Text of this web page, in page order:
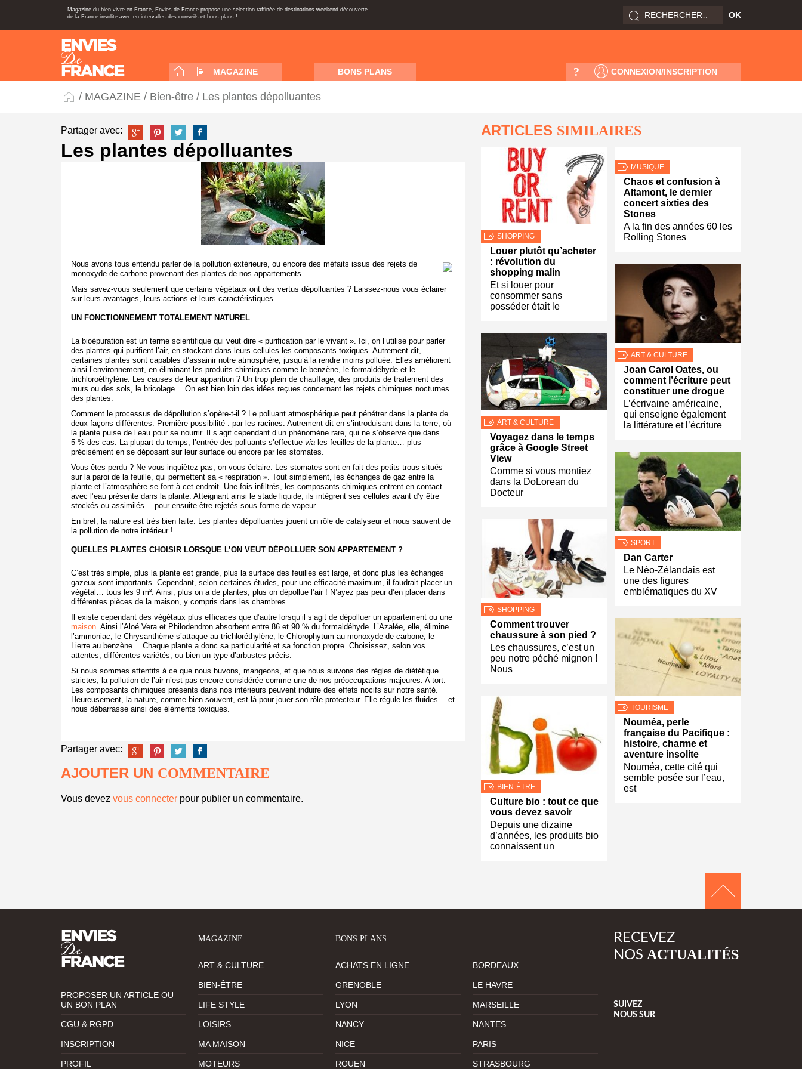
Magazine du bien vivre en France, Envies de France propose une sélection raffinée de destinations weekend découverte
de la France insolite avec en intervalles des conseils et bons-plans !
MAGAZINE BONS PLANS CONNEXION/INSCRIPTION
?
/ MAGAZINE / Bien-être / Les plantes dépolluantes
Partager avec:
Les plantes dépolluantes
Nous avons tous entendu parler de la pollution extérieure, ou encore des méfaits issus des rejets de
monoxyde de carbone provenant des plantes de nos appartements.
Mais savez-vous seulement que certains végétaux ont des vertus dépolluantes ? Laissez-nous vous éclairer
sur leurs avantages, leurs actions et leurs caractéristiques.
UN FONCTIONNEMENT TOTALEMENT NATUREL
La bioépuration est un terme scientifique qui veut dire « purification par le vivant ». Ici, on l’utilise pour parler
des plantes qui purifient l’air, en stockant dans leurs cellules les composants toxiques. Autrement dit,
certaines plantes sont capables d’assainir notre atmosphère, jusqu’à la rendre moins polluée. Elles améliorent
ainsi l’environnement, en éliminant les produits chimiques comme le benzène, le formaldéhyde et le
trichloroéthylène. Les causes de leur apparition ? Un trop plein de chauffage, des produits de traitement des
murs ou des sols, le bricolage… On est bien loin des idées reçues concernant les rejets chimiques nocturnes
des plantes.
Comment le processus de dépollution s’opère-t-il ? Le polluant atmosphérique peut pénétrer dans la plante de
deux façons différentes. Première possibilité : par les racines. Autrement dit en s’introduisant dans la terre, où
la plante puise de l’eau pour se nourrir. Il s’agit cependant d’un phénomène rare, qui ne s’observe que dans
5 % des cas. La plupart du temps, l’entrée des polluants s’effectue via les feuilles de la plante… plus
précisément en se déposant sur leur surface ou encore par les stomates.
Vous êtes perdu ? Ne vous inquiètez pas, on vous éclaire. Les stomates sont en fait des petits trous situés
sur la paroi de la feuille, qui permettent sa « respiration ». Tout simplement, les échanges de gaz entre la
plante et l’atmosphère se font à cet endroit. Une fois infiltrés, les composants chimiques entrent en contact
avec l’eau présente dans la plante. Atteignant ainsi le stade liquide, ils intègrent ses cellules avant d’y être
stockés ou assimilés… pour ensuite être rejetés sous forme de vapeur.
En bref, la nature est très bien faite. Les plantes dépolluantes jouent un rôle de catalyseur et nous sauvent de
la pollution de notre intérieur !
QUELLES PLANTES CHOISIR LORSQUE L’ON VEUT DÉPOLLUER SON APPARTEMENT ?
C’est très simple, plus la plante est grande, plus la surface des feuilles est large, et donc plus les échanges
gazeux sont importants. Cependant, selon certaines études, pour une efficacité maximum, il faudrait placer un
végétal… tous les 9 m². Ainsi, plus on a de plantes, plus on dépollue l’air ! N’ayez pas peur d’en placer dans
différentes pièces de la maison, y compris dans les chambres.
Il existe cependant des végétaux plus efficaces que d’autre lorsqu’il s’agit de dépolluer un appartement ou une
maison. Ainsi l’Aloé Vera et Philodendron absorbent entre 86 et 90 % du formaldéhyde. L’Azalée, elle, élimine
l’ammoniac, le Chrysanthème s’attaque au trichloréthylène, le Chlorophytum au monoxyde de carbone, le
Lierre au benzène… Chaque plante a donc sa particularité et sa fonction propre. Choisissez, selon vos
attentes, différentes variétés, ou bien un type d’arbustes précis.
Si nous sommes attentifs à ce que nous buvons, mangeons, et que nous suivons des règles de diététique
strictes, la pollution de l’air n’est pas encore considérée comme une de nos préoccupations majeures. A tort.
Les composants chimiques présents dans nos intérieurs peuvent induire des effets nocifs sur notre santé.
Heureusement, la nature, comme bien souvent, est là pour jouer son rôle protecteur. Elle régule les fluides… et
nous débarrasse ainsi des éléments toxiques.
Partager avec:
AJOUTER UN COMMENTAIRE
Vous devez vous connecter pour publier un commentaire.
ARTICLES SIMILAIRES
SHOPPING
Louer plutôt qu’acheter
: révolution du
shopping malin
Et si louer pour
consommer sans
posséder était le
ART & CULTURE
Voyagez dans le temps
grâce à Google Street
View
Comme si vous montiez
dans la DoLorean du
Docteur
SHOPPING
Comment trouver
chaussure à son pied ?
Les chaussures, c’est un
peu notre péché mignon !
Nous
BIEN-ÊTRE
Culture bio : tout ce que
vous devez savoir
Depuis une dizaine
d’années, les produits bio
connaissent un
MUSIQUE
Chaos et confusion à
Altamont, le dernier
concert sixties des
Stones
A la fin des années 60 les
Rolling Stones
ART & CULTURE
Joan Carol Oates, ou
comment l’écriture peut
constituer une drogue
L’écrivaine américaine,
qui enseigne également
la littérature et l’écriture
SPORT
Dan Carter
Le Néo-Zélandais est
une des figures
emblématiques du XV
TOURISME
Nouméa, perle
française du Pacifique :
histoire, charme et
aventure insolite
Nouméa, cette cité qui
semble posée sur l’eau,
est
PROPOSER UN ARTICLE OU
UN BON PLAN
CGU & RGPD
INSCRIPTION
PROFIL
MAGAZINE
ART & CULTURE
BIEN-ÊTRE
LIFE STYLE
LOISIRS
MA MAISON
MOTEURS
BONS PLANS
ACHATS EN LIGNE BORDEAUX
GRENOBLE LE HAVRE
LYON MARSEILLE
NANCY NANTES
NICE PARIS
ROUEN STRASBOURG
RECEVEZ
NOS ACTUALITÉS
SUIVEZ
NOUS SUR